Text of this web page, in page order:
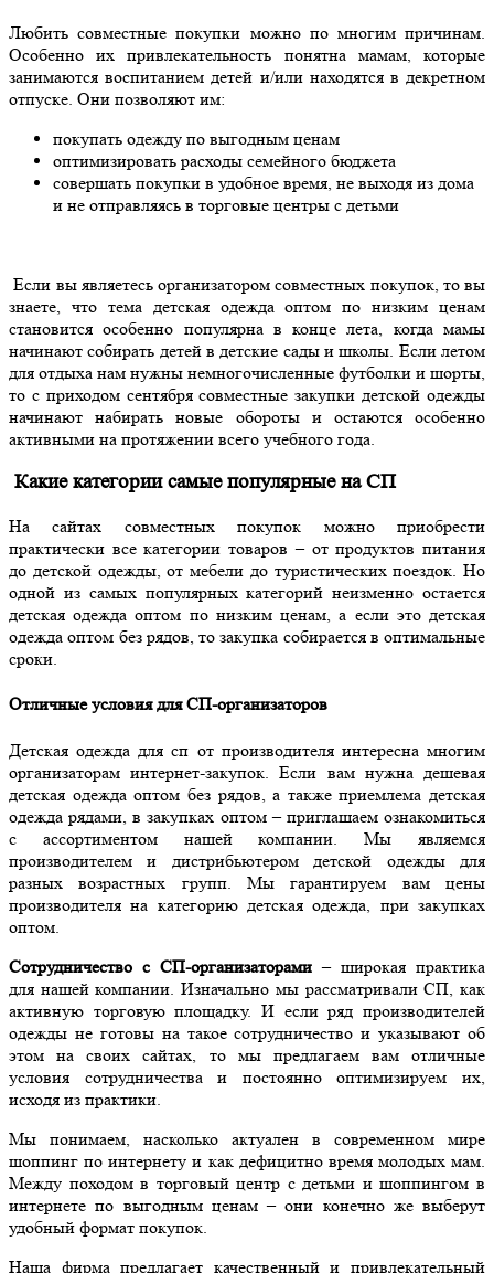
Любить совместные покупки можно по многим причинам.
Особенно их привлекательность понятна мамам, которые
занимаются воспитанием детей и/или находятся в декретном
отпуске. Они позволяют им:
покупать одежду по выгодным ценам
оптимизировать расходы семейного бюджета
совершать покупки в удобное время, не выходя из дома
и не отправляясь в торговые центры с детьми
Если вы являетесь организатором совместных покупок, то вы
знаете, что тема детская одежда оптом по низким ценам
становится особенно популярна в конце лета, когда мамы
начинают собирать детей в детские сады и школы. Если летом
для отдыха нам нужны немногочисленные футболки и шорты,
то с приходом сентября совместные закупки детской одежды
начинают набирать новые обороты и остаются особенно
активными на протяжении всего учебного года.
Какие категории самые популярные на СП
На сайтах совместных покупок можно приобрести
практически все категории товаров – от продуктов питания
до детской одежды, от мебели до туристических поездок. Но
одной из самых популярных категорий неизменно остается
детская одежда оптом по низким ценам, а если это детская
одежда оптом без рядов, то закупка собирается в оптимальные
сроки.
Отличные условия для СП-организаторов
Детская одежда для сп от производителя интересна многим
организаторам интернет-закупок. Если вам нужна дешевая
детская одежда оптом без рядов, а также приемлема детская
одежда рядами, в закупках оптом – приглашаем ознакомиться
с ассортиментом нашей компании. Мы являемся
производителем и дистрибьютером детской одежды для
разных возрастных групп. Мы гарантируем вам цены
производителя на категорию детская одежда, при закупках
оптом.
Сотрудничество с СП-организаторами – широкая практика
для нашей компании. Изначально мы рассматривали СП, как
активную торговую площадку. И если ряд производителей
одежды не готовы на такое сотрудничество и указывают об
этом на своих сайтах, то мы предлагаем вам отличные
условия сотрудничества и постоянно оптимизируем их,
исходя из практики.
Мы понимаем, насколько актуален в современном мире
шоппинг по интернету и как дефицитно время молодых мам.
Между походом в торговый центр с детьми и шоппингом в
интернете по выгодным ценам – они конечно же выберут
удобный формат покупок.
Наша фирма предлагает качественный и привлекательный